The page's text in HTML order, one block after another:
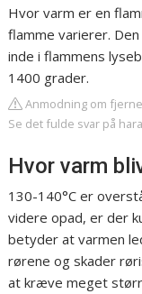
Hvor varm er en
flamme varierer.
inde i flammens
1400 grader.
Anmodning om
Se det fulde svar på
Hvor varm
130-140°C er
videre opad, er der
betyder at varmen
rørene og skader
at kræve meget